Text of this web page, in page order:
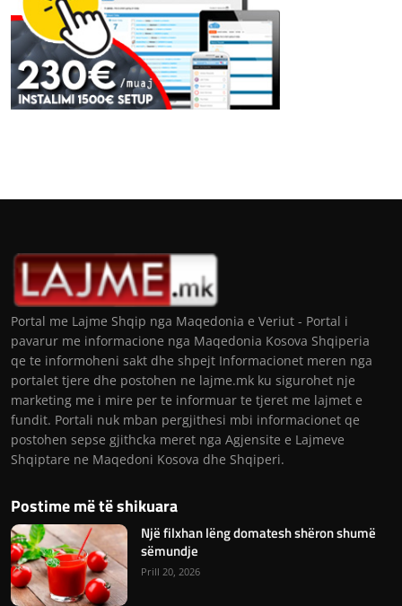
Portal me Lajme Shqip nga Maqedonia e Veriut - Portal i
pavarur me informacione nga Maqedonia Kosova Shqiperia
qe te informoheni sakt dhe shpejt Informacionet meren nga
portalet tjere dhe postohen ne lajme.mk ku sigurohet nje
marketing me i mire per te informuar te tjeret me lajmet e
fundit. Portali nuk mban pergjithesi mbi informacionet qe
postohen sepse gjithcka meret nga Agjensite e Lajmeve
Shqiptare ne Maqedoni Kosova dhe Shqiperi.
Postime më të shikuara
Një filxhan lëng domatesh shëron shumë
sëmundje
Prill 20, 2026